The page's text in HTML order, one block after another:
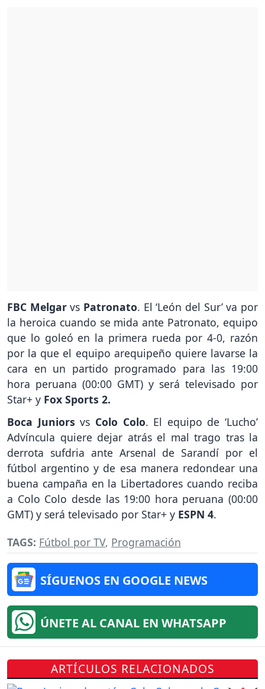
FBC Melgarvs Patronato. El ‘León del Sur’ va por
la heroica cuando se mida ante Patronato, equipo
que lo goleó en la primera rueda por 4-0, razón
por la que el equipo arequipeño quiere lavarse la
cara en un partido programado para las 19:00
hora peruana (00:00 GMT) y será televisado por
Star+ y Fox Sports 2.
Boca Juniors vs Colo Colo. El equipo de ‘Lucho’
Advíncula quiere dejar atrás el mal trago tras la
derrota sufdria ante Arsenal de Sarandí por el
fútbol argentino y de esa manera redondear una
buena campaña en la Libertadores cuando reciba
a Colo Colo desde las 19:00 hora peruana (00:00
GMT) y será televisado por Star+ y ESPN 4.
TAGS: Fútbol por TV, Programación
SÍGUENOS EN GOOGLE NEWS
ÚNETE AL CANAL EN WHATSAPP
ARTÍCULOS RELACIONADOS